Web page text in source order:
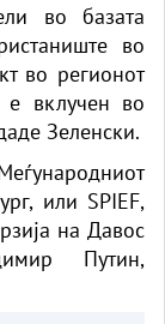
во базата
во
во регионот
вклучен во
Зеленски.
или SPIEF,
на Давос
Путин,